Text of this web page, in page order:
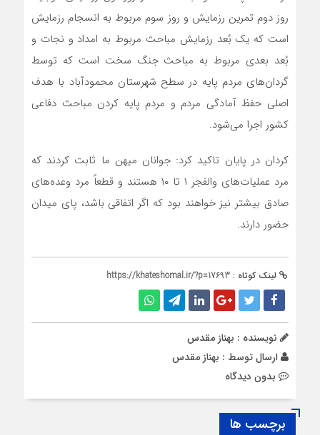
روز دوم تمرین رزمایش و روز سوم مربوط به انسجام رزمایش
است که یک بُعد رزمایش مباحث مربوط به امداد و نجات و
بُعد بعدی مربوط به مباحث جنگ سخت است که توسط
گردان‌های مردم پایه در سطح شهرستان محمودآباد با هدف
اصلی حفظ آمادگی مردم و مردم پایه کردن مباحث دفاعی
کشور اجرا می‌شود.
کردان در پایان تاکید کرد: جوانان میهن ما ثابت کردند که
مرد عملیات‌های والفجر ۱ تا ۱۰ هستند و قطعاً مرد وعده‌های
صادق بیشتر نیز خواهند بود که اگر اتفاقی باشد، پای میدان
حضور دارند.
لینک کوتاه : https://khateshomal.ir/?p=17693
نویسنده : بهناز مقدس
ارسال توسط : بهناز مقدس
بدون دیدگاه
برچسب ها